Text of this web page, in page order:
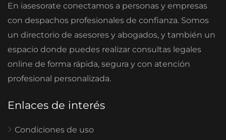
En iasesorate conectamos a personas y empresas
con despachos profesionales de confianza. Somos
un directorio de asesores y abogados, y también un
espacio donde puedes realizar consultas legales
online de forma rápida, segura y con atención
profesional personalizada.
Enlaces de interés
Condiciones de uso